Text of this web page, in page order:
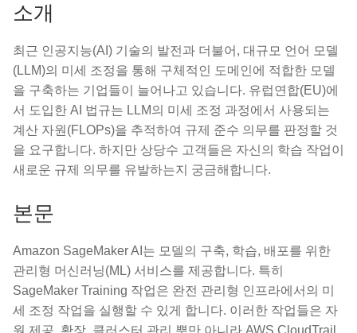
소개
최근 인공지능(AI) 기술의 발전과 더불어, 대규모 언어 모델
(LLM)의 미세 조정을 통해 구체적인 도메인에 적합한 모델
을 구축하는 기업들이 늘어나고 있습니다. 유럽연합(EU)에
서 도입한 AI 법규는 LLM의 미세 조정 과정에서 사용되는
계산 자원(FLOPs)을 추적하여 규제 준수 의무를 판정할 것
을 요구합니다. 하지만 상당수 고객들은 자신의 학습 작업이
새로운 규제 의무를 유발하는지 궁금해합니다.
본문
Amazon SageMaker AI는 모델의 구축, 학습, 배포를 위한
관리형 머신러닝(ML) 서비스를 제공합니다. 특히
SageMaker Training 작업은 완전 관리형 인프라에서의 미
세 조정 작업을 실행할 수 있게 합니다. 이러한 작업들은 자